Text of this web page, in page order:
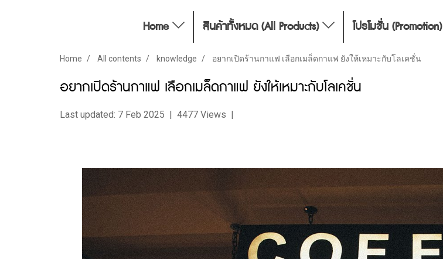
Home สินค้าทั้งหมด (All Products) โปรโมชั่น (Promotion)
Home All contents knowledge อยากเปิดร้านกาแฟ เลือกเมล็ดกาแฟ ยังให้เหมาะกับโลเคชั่น
อยากเปิดร้านกาแฟ เลือกเมล็ดกาแฟ ยังให้เหมาะกับโลเคชั่น
Last updated: 7 Feb 2025 | 4477 Views |